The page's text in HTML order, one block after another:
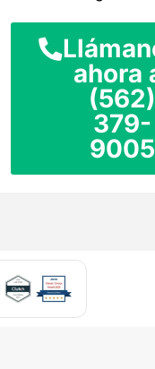
ahora
(562)
379-
9005